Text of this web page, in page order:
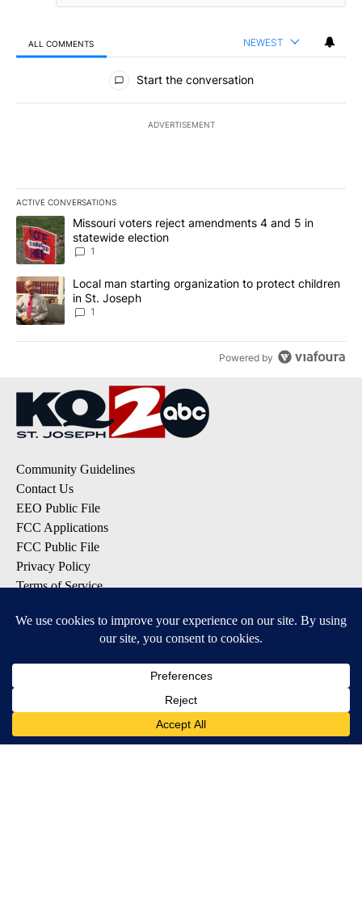
ALL COMMENTS NEWEST
All Comments
Start the conversation
ADVERTISEMENT
ACTIVE CONVERSATIONS
The following is a list of the most commented articles in the last
A trending article titled "Missouri voters reject amendments 4
Missouri voters reject amendments 4 and 5 in
statewide election
1
A trending article titled "Local man starting organization to
Local man starting organization to protect children
in St. Joseph
1
Powered by
Community Guidelines
Contact Us
EEO Public File
FCC Applications
FCC Public File
Privacy Policy
Terms of Service
SUBSCRIBE TO OUR EMAIL LISTS